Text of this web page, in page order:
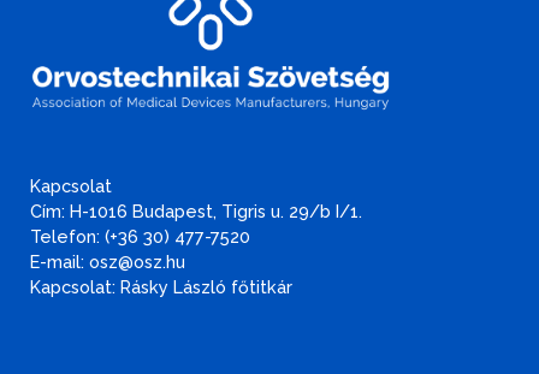
Kapcsolat
Cím: H-1016 Budapest, Tigris u. 29/b I/1.
Telefon: (+36 30) 477-7520
E-mail: osz@osz.hu
Kapcsolat: Rásky László főtitkár